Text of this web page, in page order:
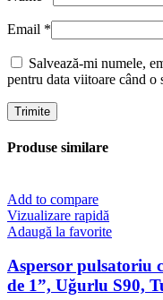
Email *
Salvează-mi numele,
pentru data viitoare când o
Produse similare
Add to compare
Vizualizare rapidă
Adaugă la favorite
Aspersor pulsatoriu
de 1”, Uğurlu S90,